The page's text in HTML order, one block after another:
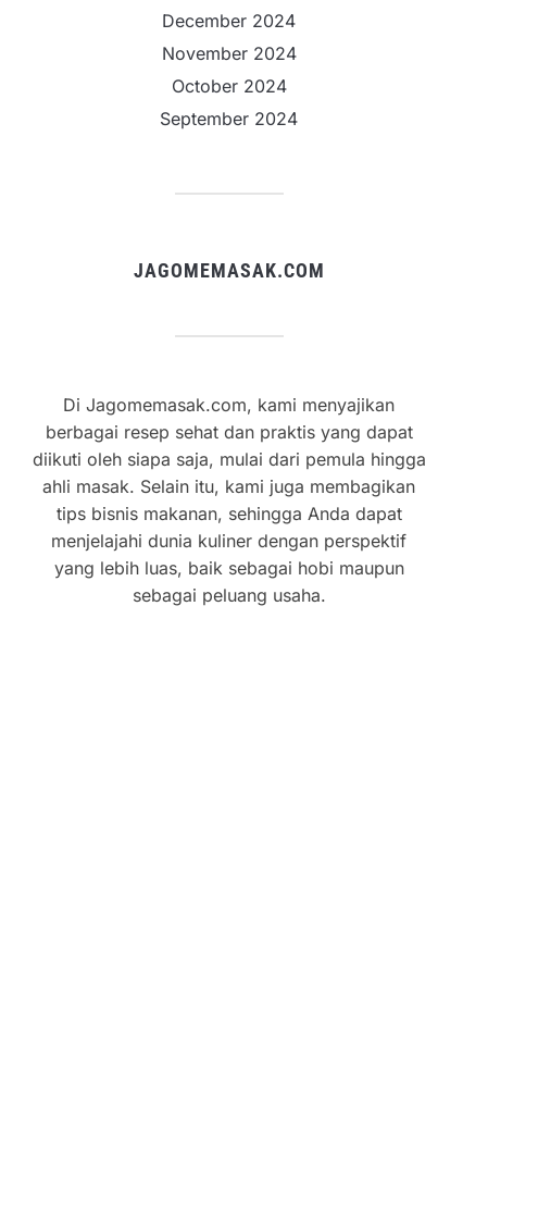
December 2024
November 2024
October 2024
September 2024
JAGOMEMASAK.COM
Di Jagomemasak.com, kami menyajikan
berbagai resep sehat dan praktis yang dapat
diikuti oleh siapa saja, mulai dari pemula hingga
ahli masak. Selain itu, kami juga membagikan
tips bisnis makanan, sehingga Anda dapat
menjelajahi dunia kuliner dengan perspektif
yang lebih luas, baik sebagai hobi maupun
sebagai peluang usaha.